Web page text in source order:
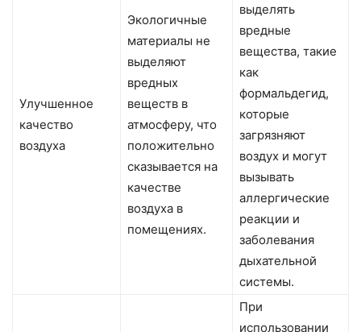
Улучшенное
качество
воздуха
Экологичные
материалы не
выделяют
вредных
веществ в
атмосферу, что
положительно
сказывается на
качестве
воздуха в
помещениях.
выделять
вредные
вещества, такие
как
формальдегид,
которые
загрязняют
воздух и могут
вызывать
аллергические
реакции и
заболевания
дыхательной
системы.
При
использовании